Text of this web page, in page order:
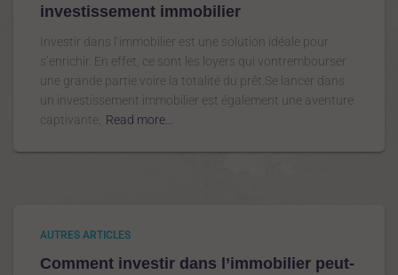
investissement immobilier
Investir dans l’immobilier est une solution idéale pour
s’enrichir. En effet, ce sont les loyers qui vontrembourser
une grande partie voire la totalité du prêt.Se lancer dans
un investissement immobilier est également une aventure
captivante, Read more…
AUTRES ARTICLES
Comment investir dans l’immobilier peut-